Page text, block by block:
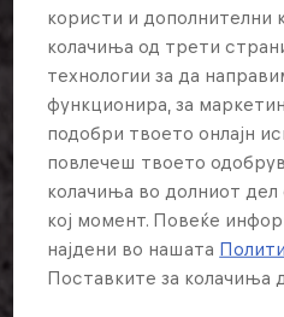
користи и дополнителни
колачиња од трети
технологии за да
функционира, за
подобри твоето онлајн
повлечеш твоето
колачиња во долниот дел
кој момент. Повеќе
најдени во нашата
Поставките за колачиња